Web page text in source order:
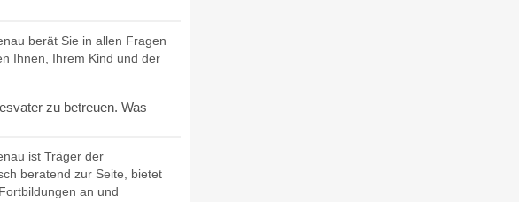
berät Sie in allen Fragen
Ihnen, Ihrem Kind und der
zu betreuen. Was
ist Träger der
beratend zur Seite, bietet
an und